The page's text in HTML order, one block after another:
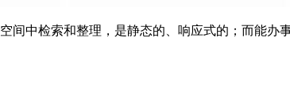
间中检索和整理，是静态的、响应式的；而能